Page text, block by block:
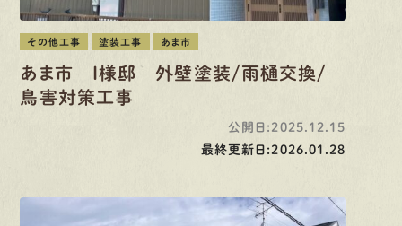
その他工事 塗装工事 あま市
あま市 I様邸 外壁塗装/雨樋交換/
鳥害対策工事
公開日:2025.12.15
最終更新日:2026.01.28